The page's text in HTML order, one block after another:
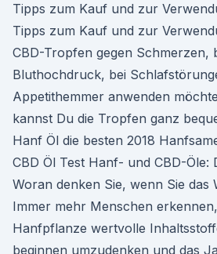
Tipps zum Kauf und zur
Tipps zum Kauf und zur
CBD-Tropfen gegen Schmerzen,
Bluthochdruck, bei
Appetithemmer anwenden
kannst Du die Tropfen ganz
Hanf Öl die besten 2018
CBD Öl Test Hanf- und CBD-Öle:
Woran denken Sie, wenn Sie das
Immer mehr Menschen
Hanfpflanze wertvolle
beginnen umzudenken und das